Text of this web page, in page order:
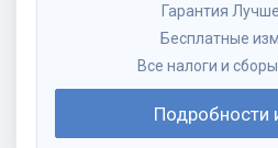
Гарантия
Бесплатные
Все налоги и
Подробности